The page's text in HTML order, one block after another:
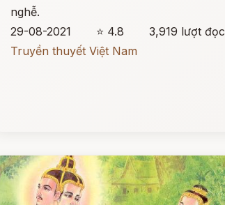
nghễ.
29-08-2021
⭐ 4.8
3,919 lượt đọc
Truyền thuyết Việt Nam